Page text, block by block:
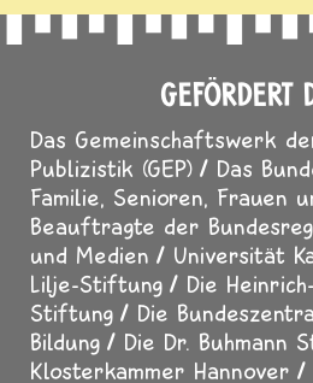
GEFÖRDERT
Das Gemeinschaftswerk
Publizistik (GEP)
Das
Familie, Senioren, Frauen
Beauftragte der
und Medien
Universität
Lilje-Stiftung
Die
Stiftung
Die
Bildung
Die Dr. Buhmann
Klosterkammer Hannover